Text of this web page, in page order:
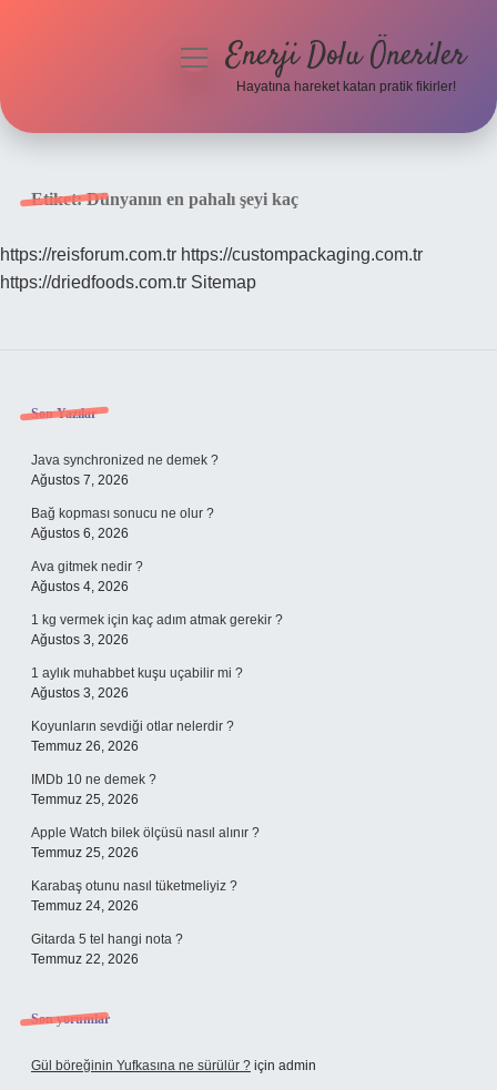
Hakkımızda
menüyüEnerji Dolu Öneriler
Hayatına hareket katan pratik fikirler!
Etiket:Dünyanın en pahalı şeyi kaç
https://reisforum.com.tr https://custompackaging.com.tr
https://driedfoods.com.tr Sitemap
Sidebar
Son Yazılar
Java synchronized ne demek ?
Ağustos 7, 2026
Bağ kopması sonucu ne olur ?
Ağustos 6, 2026
Ava gitmek nedir ?
Ağustos 4, 2026
1 kg vermek için kaç adım atmak gerekir ?
Ağustos 3, 2026
1 aylık muhabbet kuşu uçabilir mi ?
Ağustos 3, 2026
Koyunların sevdiği otlar nelerdir ?
Temmuz 26, 2026
IMDb 10 ne demek ?
Temmuz 25, 2026
Apple Watch bilek ölçüsü nasıl alınır ?
Temmuz 25, 2026
Karabaş otunu nasıl tüketmeliyiz ?
Temmuz 24, 2026
Gitarda 5 tel hangi nota ?
Temmuz 22, 2026
Son yorumlar
Gül böreğinin Yufkasına ne sürülür ? için admin